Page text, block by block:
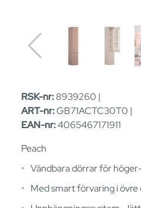
RSK-nr:8939260 |
ART-nr:GB71ACTC30T0 |
EAN-nr:4065467171911
Peach
Vändbara dörrar för
Med smart förvaring i övre